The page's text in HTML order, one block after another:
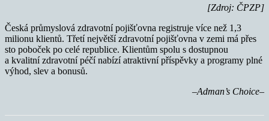
[Zdroj: ČPZP]
Česká průmyslová zdravotní pojišťovna registruje více než 1,3
milionu klientů. Třetí největší zdravotní pojišťovna v zemi má přes
sto poboček po celé republice. Klientům spolu s dostupnou
a kvalitní zdravotní péčí nabízí atraktivní příspěvky a programy plné
výhod, slev a bonusů.
–Adman’s Choice–